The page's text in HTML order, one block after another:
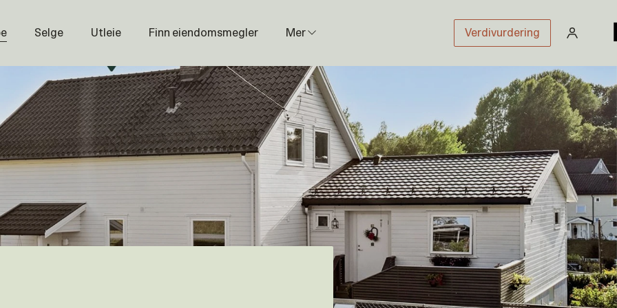
Selge Utleie Finn eiendomsmegler Mer
Prisstatistikk
Næring
Nybygg
Magasin
Om oss
Åpenhetsloven
Prisliste
Karriere
Verdivurdering